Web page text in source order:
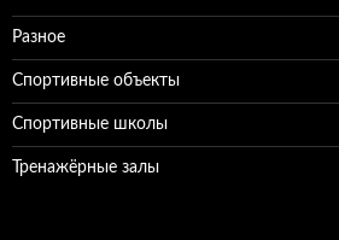
Разное
Спортивные объекты
Спортивные школы
Тренажёрные залы